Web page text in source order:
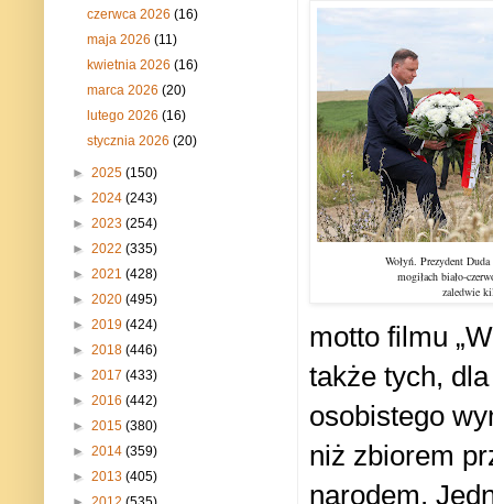
Wołyń. Prezydent Duda
mogiłach biało-
zaledwie
motto filmu
także tych,
osobistego
niż zbiorem
narodem.
czerwca 2026(16)
maja 2026(11)
kwietnia 2026(16)
marca 2026(20)
lutego 2026(16)
stycznia 2026(20)
► 2025 (150)
► 2024 (243)
► 2023 (254)
► 2022 (335)
► 2021 (428)
► 2020 (495)
► 2019 (424)
► 2018 (446)
► 2017 (433)
► 2016 (442)
► 2015 (380)
► 2014 (359)
► 2013 (405)